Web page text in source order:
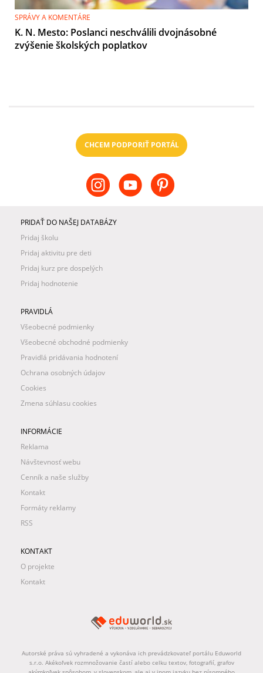
SPRÁVY A KOMENTÁRE
K. N. Mesto: Poslanci neschválili dvojnásobné
zvýšenie školských poplatkov
CHCEM PODPORIŤ PORTÁL
PRIDAŤ DO NAŠEJ DATABÁZY
Pridaj školu
Pridaj aktivitu pre deti
Pridaj kurz pre dospelých
Pridaj hodnotenie
PRAVIDLÁ
Všeobecné podmienky
Všeobecné obchodné podmienky
Pravidlá pridávania hodnotení
Ochrana osobných údajov
Cookies
Zmena súhlasu cookies
INFORMÁCIE
Reklama
Návštevnosť webu
Cenník a naše služby
Kontakt
Formáty reklamy
RSS
KONTAKT
O projekte
Kontakt
Autorské práva sú vyhradené a vykonáva ich prevádzkovateľ portálu Eduworld
s.r.o. Akékoľvek rozmnožovanie častí alebo celku textov, fotografií, grafov